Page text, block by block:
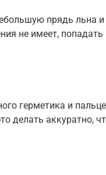
прядь льна
не имеет,
герметика и
делать аккуратно,